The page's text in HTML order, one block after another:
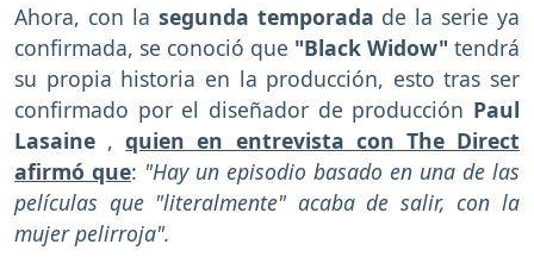
Ahora, con la segunda temporada de la serie ya
confirmada, se conoció que "Black Widow" tendrá
su propia historia en la producción, esto tras ser
confirmado por el diseñador de producción Paul
Lasaine ,quien en entrevista con The Direct
afirmó que: "Hay un episodio basado en una de las
películas que "literalmente" acaba de salir, con la
mujer pelirroja".